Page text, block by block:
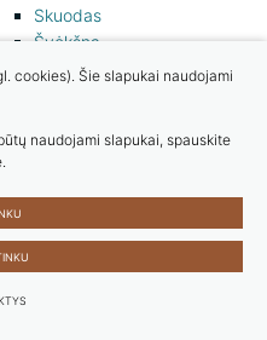
Skuodas
Švėkšna
Tauragė
Ukmerge
Varėna
Varniai
cookies). Šie slapukai naudojami
naudojami slapukai, spauskite